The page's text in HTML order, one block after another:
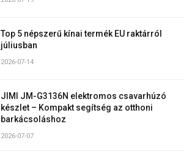
Top 5 népszerű kínai termék EU raktárról
júliusban
2026-07-14
JIMI JM-G3136N elektromos csavarhúzó
készlet – Kompakt segítség az otthoni
barkácsoláshoz
2026-07-07